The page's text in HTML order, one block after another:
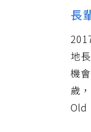
長
地
機
歲
Old